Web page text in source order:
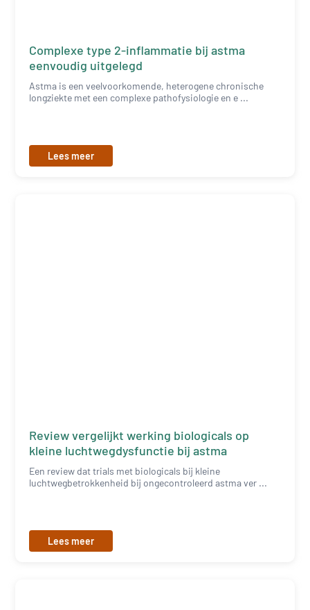
Complexe type 2-inflammatie bij astma
eenvoudig uitgelegd
Astma is een veelvoorkomende, heterogene chronische
longziekte met een complexe pathofysiologie en e ...
Lees meer
Review vergelijkt werking biologicals op
kleine luchtwegdysfunctie bij astma
Een review dat trials met biologicals bij kleine
luchtwegbetrokkenheid bij ongecontroleerd astma ver ...
Lees meer